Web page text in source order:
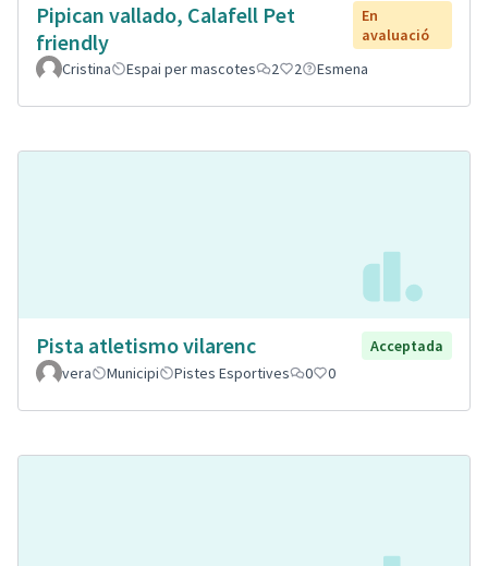
Pipican vallado, Calafell Pet
friendly
En
avaluació
Cristina
Espai per mascotes 2 2 Esmena
Pista atletismo vilarenc
Acceptada
vera
Municipi Pistes Esportives 0 0